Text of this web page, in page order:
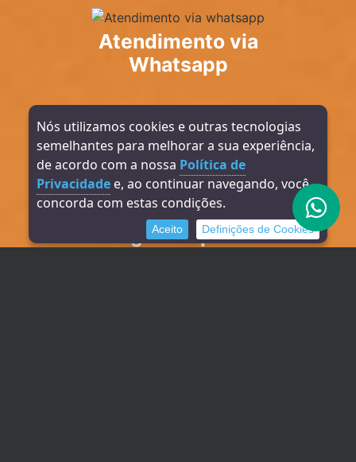
Atendimento via
Whatsapp
Atendimento via
Formulário
Ligamos para
Nós utilizamos cookies e outras tecnologias
semelhantes para melhorar a sua experiência,
de acordo com a nossa Política de
Privacidadee, ao continuar navegando, você
concorda com estas condições.
Aceito Definições de Cookies